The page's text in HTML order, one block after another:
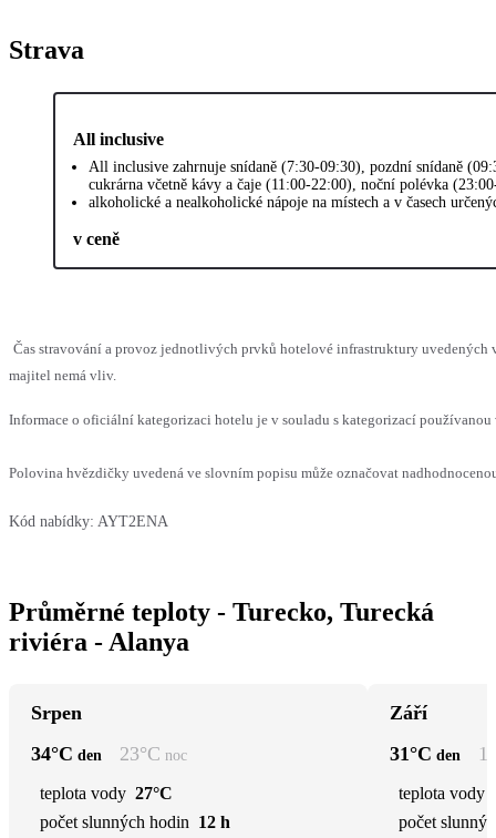
Strava
All inclusive
All inclusive zahrnuje snídaně (7:30-09:30), pozdní snídaně
cukrárna včetně kávy a čaje (11:00-22:00), noční polévka
alkoholické a nealkoholické nápoje na místech a v časech
v ceně
Čas stravování a provoz jednotlivých prvků hotelové infrastruktury uvedených
majitel nemá vliv.
Informace o oficiální kategorizaci hotelu je v souladu s kategorizací
Polovina hvězdičky uvedená ve slovním popisu může označovat
Kód nabídky: AYT2ENA
Průměrné teploty - Turecko, Turecká
riviéra - Alanya
Srpen
34°C den 23°C noc
teplota vody 27°C
počet slunných hodin 12 h
Září
31°C den
teplota vody
počet